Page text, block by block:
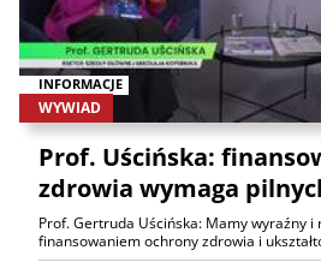
INFORMACJE
WYWIAD
Prof. Uścińska:
zdrowia wymaga
Prof. Gertruda Uścińska: Mamy wyraźny i
finansowaniem ochrony zdrowia i